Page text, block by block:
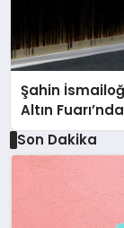
Şahin
Altın
Son Dakika